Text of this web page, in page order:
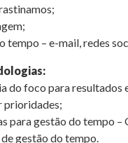
tempo – e-mail, redes
do foco para resultados
prioridades;
para gestão do tempo –
gestão do tempo.